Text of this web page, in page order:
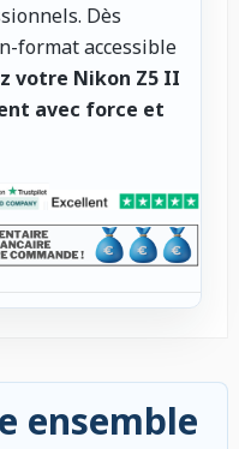
Dès
format accessible
votre Nikon Z5 II
avec force et
ensemble